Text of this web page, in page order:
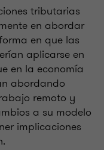
tributarias
en abordar
en que las
aplicarse en
en la economía
abordando
remoto y
a su modelo
implicaciones